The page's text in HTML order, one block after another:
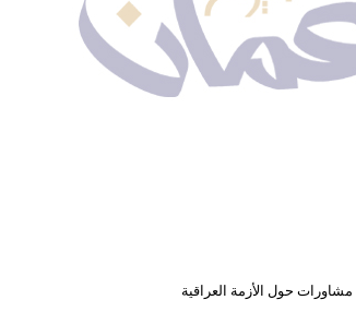
حول الأزمة العراقية